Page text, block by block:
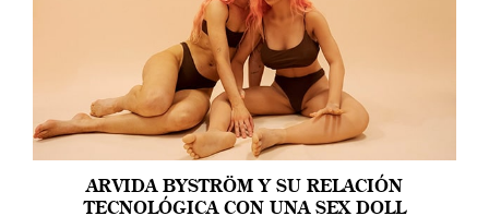
ARVIDA BYSTRÖM Y SU RELACIÓN
TECNOLÓGICA CON UNA SEX DOLL